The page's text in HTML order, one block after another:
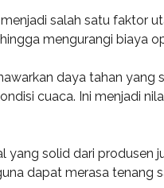
menjadi salah satu faktor
mengurangi biaya
daya tahan
cuaca. Ini menjadi
yang solid dari
dapat merasa tenang